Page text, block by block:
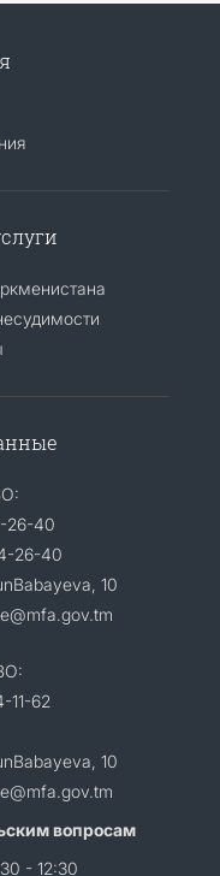
26-40
26-40
10
11-62
10
вопросам
- 12:30